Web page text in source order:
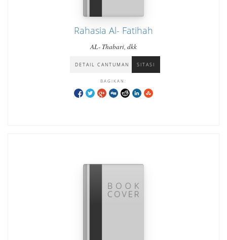
Rahasia Al- Fatihah
AL- Thabari, dkk
DETAIL CANTUMAN SITASI
BAGIKAN: